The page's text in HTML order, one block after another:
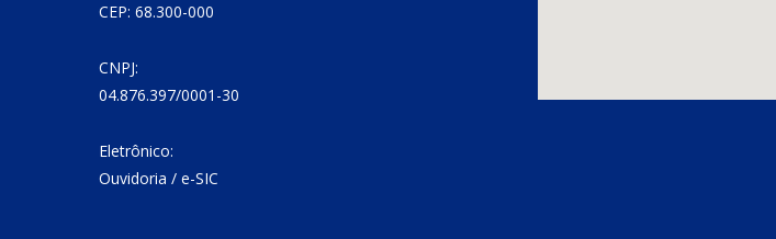
CEP: 68.300-000
CNPJ:
04.876.397/0001-30
Eletrônico:
Ouvidoria / e-SIC